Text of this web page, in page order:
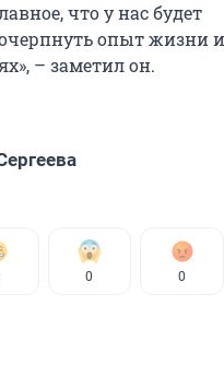
что у нас будет
опыт жизни
– заметил он.
0 0